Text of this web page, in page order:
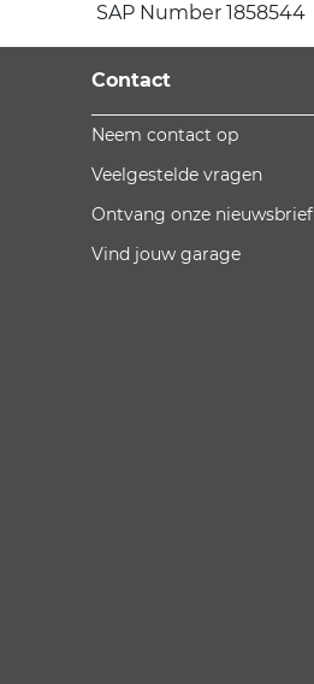
SAP Number 1858544
Contact
Neem contact op
Veelgestelde vragen
Ontvang onze nieuwsbrief
Vind jouw garage